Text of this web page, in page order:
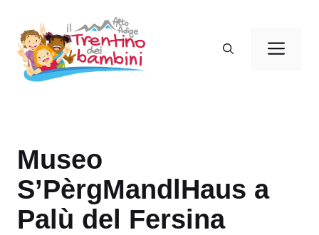
contenuto
Museo
S’PèrgMandlHaus a
Palù del Fersina